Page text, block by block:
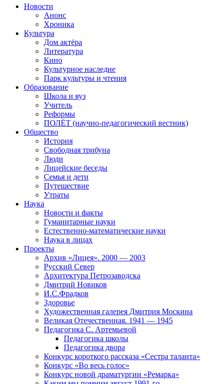
Новости
Анонс
Хроника
Культура
Дом актёра
Литература
Кино
Культурное наследие
Парк культуры и чтения
Образование
Школа и вуз
Учитель
Реформы
ПОЛЁТ (научно-педагогический вестник)
Общество
История
Свободная трибуна
Люди
Лицейские беседы
Семья и дети
Путешествие
Утраты
Наука
Новости и факты
Гуманитарные науки
Естественно-математические науки
Наука в лицах
Проекты
Архив «Лицея». 2000 — 2003
Русский Север
Архитектура Петрозаводска
Дмитрий Новиков
И.С.Фрадков
Здоровье
Художественная галерея Дмитрия Москина
Великая Отечественная. 1941 — 1945
Педагогика С. Артемьевой
Педагогика школы
Педагогика двора
Конкурс короткого рассказа «Сестра таланта»
Конкурс «Во весь голос»
Конкурс новой драматургии «Ремарка»